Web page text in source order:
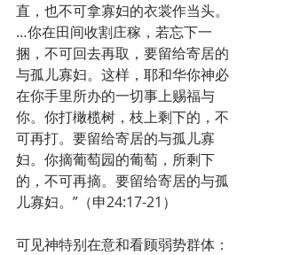
直，也不可拿寡妇的衣裳作当头。
…你在田间收割庄稼，若忘下一
捆，不可回去再取，要留给寄居的
与孤儿寡妇。这样，耶和华你神必
在你手里所办的一切事上赐福与
你。你打橄榄树，枝上剩下的，不
可再打。要留给寄居的与孤儿寡
妇。你摘葡萄园的葡萄，所剩下
的，不可再摘。要留给寄居的与孤
儿寡妇。”（申24:17-21）
可见神特别在意和看顾弱势群体：